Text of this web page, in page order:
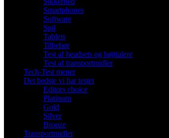
Smartphones
Software
Spil
Tablets
Tilbehør
Test af headsets og højttalere
Test af transportmidler
Tech-Test mener
Det bedste vi har testet
Editors choice
Platinum
Gold
Silver
Bronze
Transportmidler